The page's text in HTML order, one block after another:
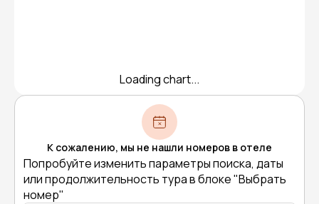
Loading chart...
К сожалению, мы не нашли номеров в отеле
Попробуйте изменить параметры поиска, даты
или продолжительность тура в блоке "Выбрать
номер"